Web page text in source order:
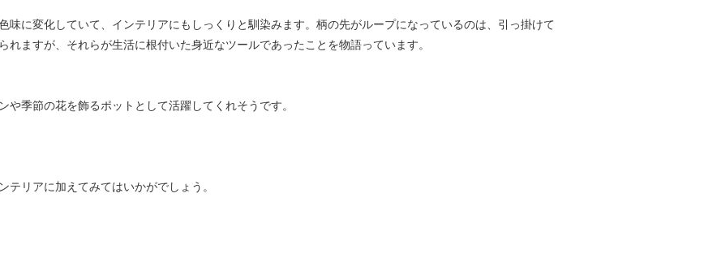
味に変化していて、インテリアにもしっくりと馴染みます。柄の先がループになっているのは、引っ掛けて
れますが、それらが生活に根付いた身近なツールであったことを物語っています。
季節の花を飾るポットとして活躍してくれそうです。
リアに加えてみてはいかがでしょう。